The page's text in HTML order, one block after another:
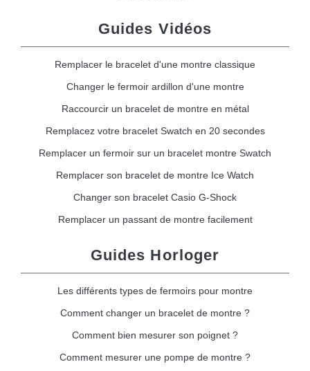
Guides Vidéos
Remplacer le bracelet d'une montre classique
Changer le fermoir ardillon d'une montre
Raccourcir un bracelet de montre en métal
Remplacez votre bracelet Swatch en 20 secondes
Remplacer un fermoir sur un bracelet montre Swatch
Remplacer son bracelet de montre Ice Watch
Changer son bracelet Casio G-Shock
Remplacer un passant de montre facilement
Guides Horloger
Les différents types de fermoirs pour montre
Comment changer un bracelet de montre ?
Comment bien mesurer son poignet ?
Comment mesurer une pompe de montre ?